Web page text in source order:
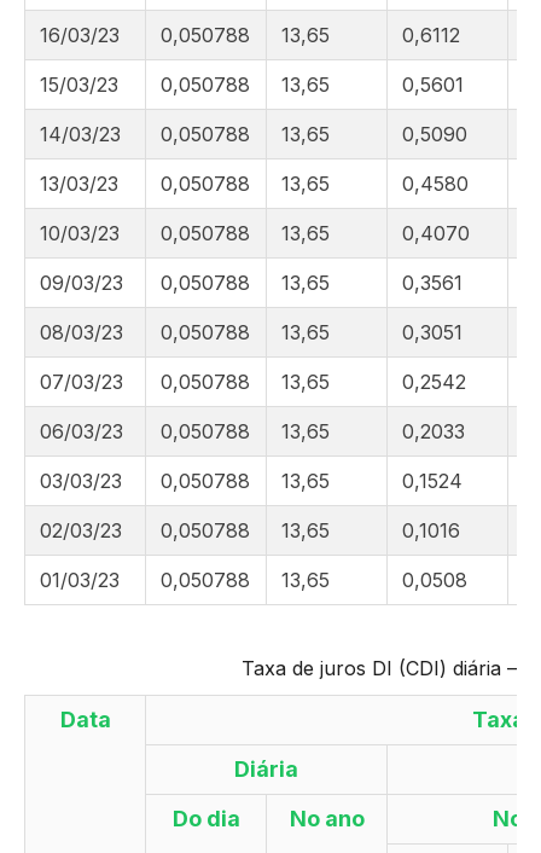
16/03/23 0,050788 13,65 0,6112
15/03/23 0,050788 13,65 0,5601
14/03/23 0,050788 13,65 0,5090
13/03/23 0,050788 13,65 0,4580
10/03/23 0,050788 13,65 0,4070
09/03/23 0,050788 13,65 0,3561
08/03/23 0,050788 13,65 0,3051
07/03/23 0,050788 13,65 0,2542
06/03/23 0,050788 13,65 0,2033
03/03/23 0,050788 13,65 0,1524
02/03/23 0,050788 13,65 0,1016
01/03/23 0,050788 13,65 0,0508
Taxa de juros DI (CDI) diária –
Data
Taxa
Diária
Do dia
No ano
No